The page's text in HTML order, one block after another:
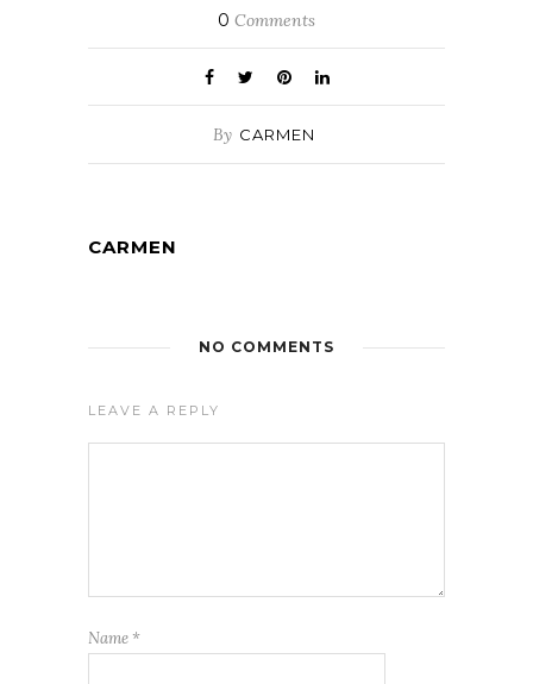
0 Comments
By CARMEN
CARMEN
NO COMMENTS
LEAVE A REPLY
Name *